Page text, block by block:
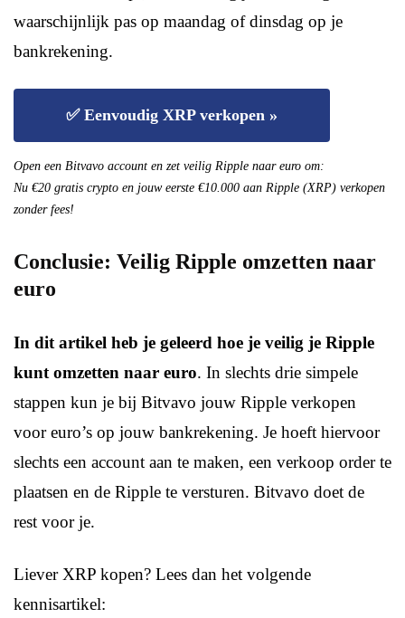
waarschijnlijk pas op maandag of dinsdag op je
bankrekening.
✅ Eenvoudig XRP verkopen »
Open een Bitvavo account en zet veilig Ripple naar euro om:
Nu €20 gratis crypto en jouw eerste €10.000 aan Ripple (XRP) verkopen
zonder fees!
Conclusie: Veilig Ripple omzetten naar
euro
In dit artikel heb je geleerd hoe je veilig je Ripple
kunt omzetten naar euro. In slechts drie simpele
stappen kun je bij Bitvavo jouw Ripple verkopen
voor euro’s op jouw bankrekening. Je hoeft hiervoor
slechts een account aan te maken, een verkoop order te
plaatsen en de Ripple te versturen. Bitvavo doet de
rest voor je.
Liever XRP kopen? Lees dan het volgende
kennisartikel: